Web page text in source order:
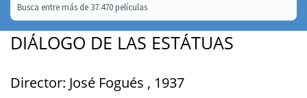
Busca entre más de 37.470 películas
DIÁLOGO DE LAS ESTÁTUAS
Director: José Fogués , 1937